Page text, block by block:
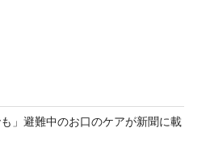
も」避難中のお口のケアが新聞に載